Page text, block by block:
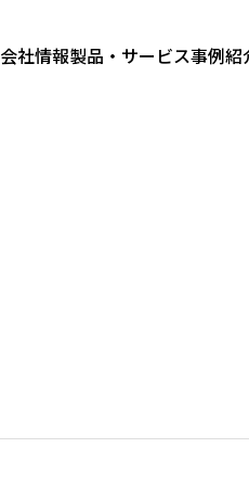
会社情報製品・サービス事例紹